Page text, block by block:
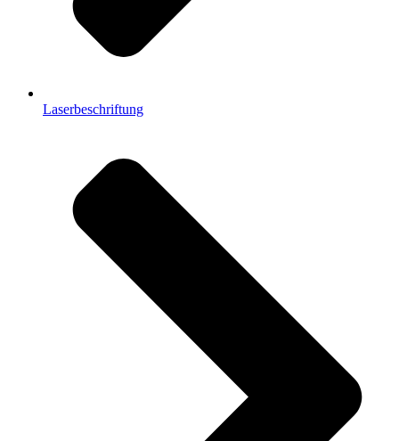
Laserbeschriftung